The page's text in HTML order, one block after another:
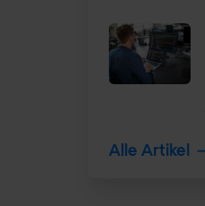
Alle Artikel